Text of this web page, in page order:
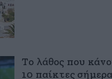
Το λάθος που
10 παίκτες σήμερα